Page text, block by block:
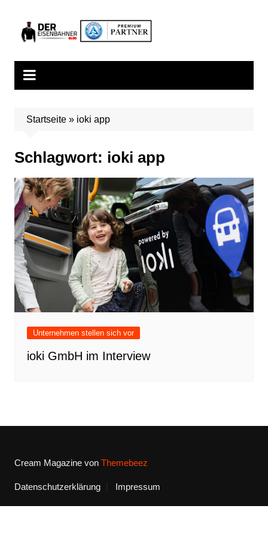
springen
Startseite» ioki app
Schlagwort: ioki app
Unternehmen stellen sich vor
ioki GmbH im Interview
Cream Magazine von Themebeez
Datenschutzerklärung Impressum